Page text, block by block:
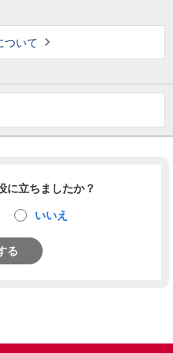
ついて
に立ちましたか？
いいえ
る